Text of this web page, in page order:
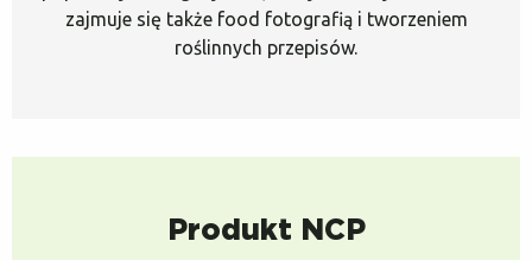
zajmuje się także food fotografią i tworzeniem
roślinnych przepisów.
Produkt NCP